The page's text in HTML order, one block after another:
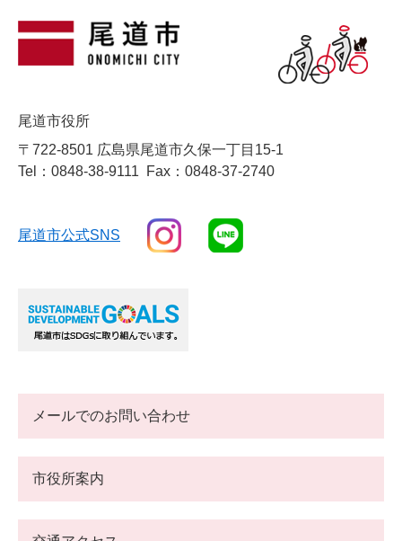
尾道市役所
〒722-8501 広島県尾道市久保一丁目15-1
Tel：0848-38-9111
Fax：0848-37-2740
尾道市公式SNS
メールでのお問い合わせ
市役所案内